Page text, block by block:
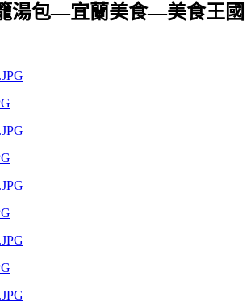
湯包—宜蘭美食—美食王國